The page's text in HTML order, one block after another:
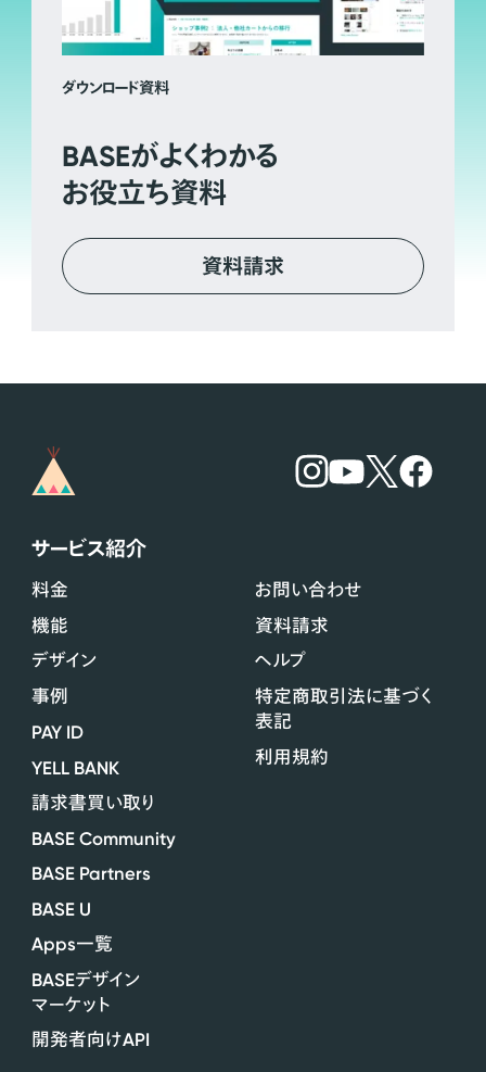
ダウンロード資料
BASEがよくわかる
お役立ち資料
資料請求
サービス紹介
料金
機能
デザイン
事例
PAY ID
YELL BANK
請求書買い取り
BASE Community
BASE Partners
BASE U
Apps一覧
BASEデザイン
マーケット
開発者向けAPI
お問い合わせ
資料請求
ヘルプ
特定商取引法に基づく
表記
利用規約